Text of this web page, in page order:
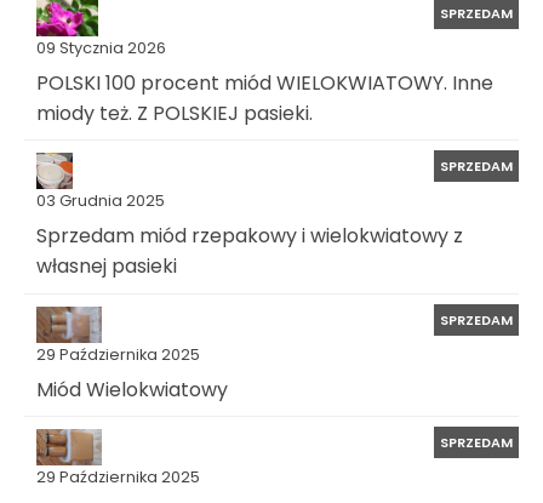
09 Stycznia 2026
SPRZEDAM
POLSKI 100 procent miód WIELOKWIATOWY. Inne
miody też. Z POLSKIEJ pasieki.
03 Grudnia 2025
SPRZEDAM
Sprzedam miód rzepakowy i wielokwiatowy z
własnej pasieki
29 Października 2025
SPRZEDAM
Miód Wielokwiatowy
29 Października 2025
SPRZEDAM